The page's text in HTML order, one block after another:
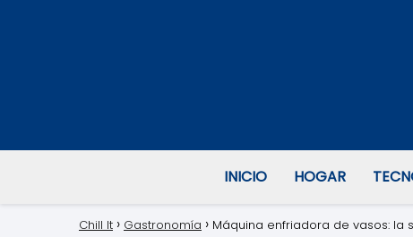
INICIO HOGAR
Chill It Gastronomía Máquina enfriadora de vasos: